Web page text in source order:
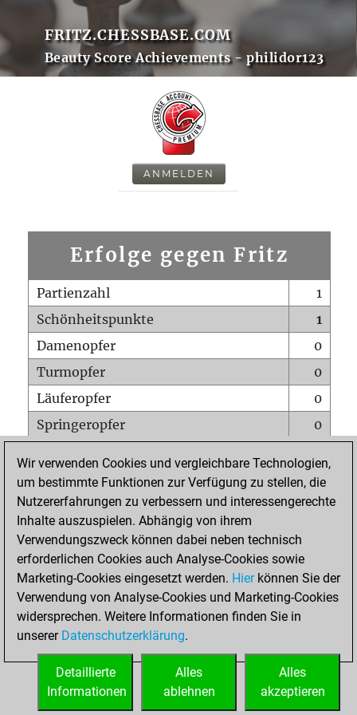
FRITZ.CHESSBASE.COM
Beauty Score Achievements - philidor123
ANMELDEN
Erfolge gegen Fritz
Partienzahl
1
Schönheitspunkte
1
Damenopfer
0
Turmopfer
0
Läuferopfer
0
Springeropfer
0
Matt auf vollem Brett
0
Bauer setzt Matt
0
Erstickte Matts
Unterverwandlungen
Türme auf der siebten
0
STARTSEITE
Wir verwenden Cookies und vergleichbare Technologien,
um bestimmte Funktionen zur Verfügung zu stellen, die
Nutzererfahrungen zu verbessern und interessengerechte
Inhalte auszuspielen. Abhängig von ihrem
Verwendungszweck können dabei neben technisch
erforderlichen Cookies auch Analyse-Cookies sowie
Marketing-Cookies eingesetzt werden. Hierkönnen Sie der
Verwendung von Analyse-Cookies und Marketing-Cookies
widersprechen. Weitere Informationen finden Sie in
unserer Datenschutzerklärung.
Alles
akzeptieren
Alles
ablehnen
Detaillierte
Informationen